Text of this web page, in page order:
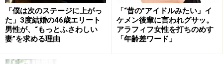
「僕は次のステージに上がっ
た」3度結婚の46歳エリート
男性が、“もっとふさわしい
妻”を求める理由
「“昔の”アイドルみたい」イ
ケメン後輩に言われグサッ。
アラフィフ女性を打ちのめす
「年齢差ワード」